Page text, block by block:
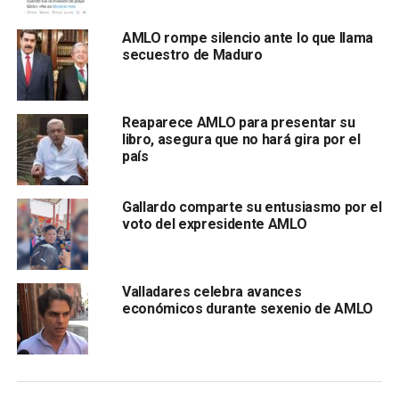
(SICT), se trasladara a la entidad potosina, y de
acuerdo a esta misma fuente, se habló de que ya hay
una propuesta de inmueble
que el gobierno del estado entregará en comodato a la
administración federal.
En este sentido,
no se detalla más información sobre
el inicio de la obra para crear las instalaciones, en
qué momento llegarán a la entidad potosina ni el
costo de su traslado.
La información confirmada por el diario nacional –vía
AMLO rompe silencio ante lo que llama
secuestro de Maduro
Reaparece AMLO para presentar su
libro, asegura que no hará gira por el
país
Gallardo comparte su entusiasmo por el
voto del expresidente AMLO
Valladares celebra avances
económicos durante sexenio de AMLO